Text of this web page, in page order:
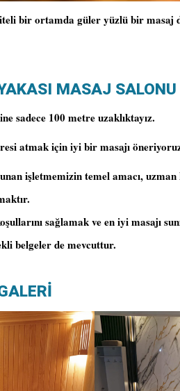
bir ortamda güler yüzlü bir masaj
MASAJ SALONU
sadece 100 metre uzaklıktayız.
atmak için iyi bir masajı
işletmemizin temel amacı,
sağlamak ve en iyi masajı
belgeler de mevcuttur.